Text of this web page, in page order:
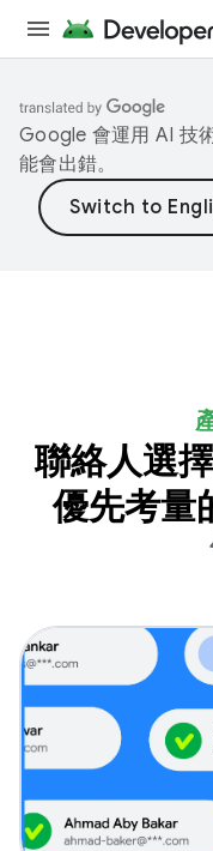
Google 會運用 AI 技
能會出錯。
聯絡人選
優先考量